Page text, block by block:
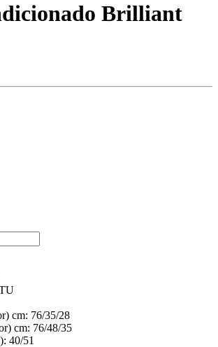
Brilliant
cm: 76/35/28
cm: 76/48/35
40/51